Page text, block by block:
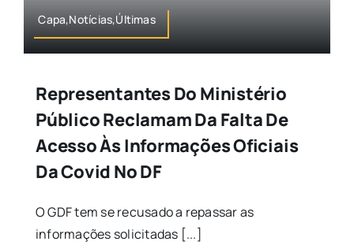
Capa,Notícias,Últimas
Representantes Do Ministério
Público Reclamam Da Falta De
Acesso Às Informações Oficiais
Da Covid No DF
O GDF tem se recusado a repassar as
informações solicitadas [...]